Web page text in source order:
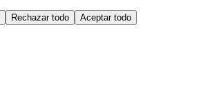
Rechazar todo Aceptar todo